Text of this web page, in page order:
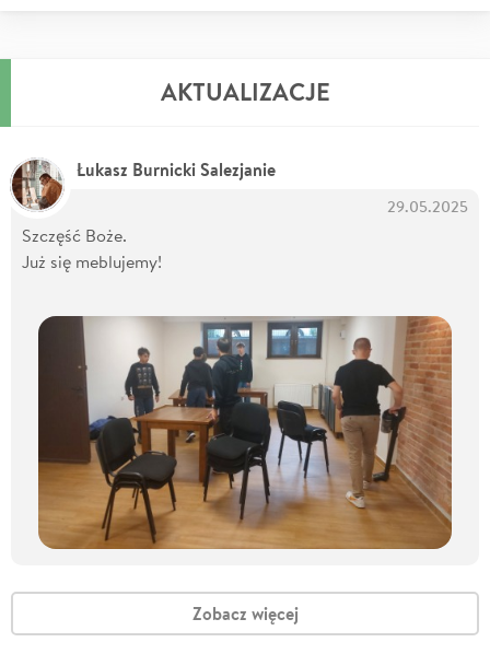
AKTUALIZACJE
Łukasz Burnicki Salezjanie
29.05.2025
Szczęść Boże.
Już się meblujemy!
Zobacz więcej